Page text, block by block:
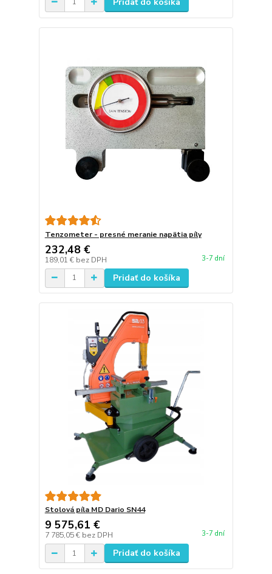
Tenzometer - presné meranie napätia píly
232,48 €
189,01 € bez DPH 3-7 dní
Pridať do košíka
Stolová píla MD Dario SN44
9 575,61 €
7 785,05 € bez DPH 3-7 dní
Pridať do košíka